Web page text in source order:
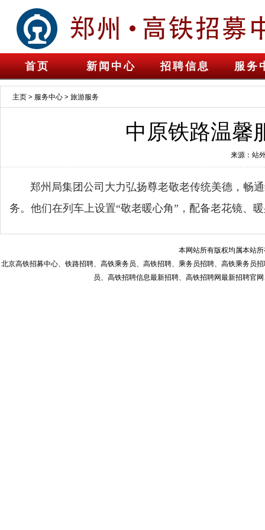
首页 新闻中心 招聘信息 服务
主页> 服务中心>旅游服务
中原铁路温馨
来源：站
郑州局集团公司大力弘扬尊老敬老传统美德，畅通
务。他们在列车上设置“敬老暖心角”，配备老花镜、
本网站所有版权均属本站
北京高铁招募中心、铁路招聘、高铁乘务员、高铁招聘、乘务员招聘、高铁乘务员
员、高铁招聘信息最新招聘、高铁招聘网最新招聘官